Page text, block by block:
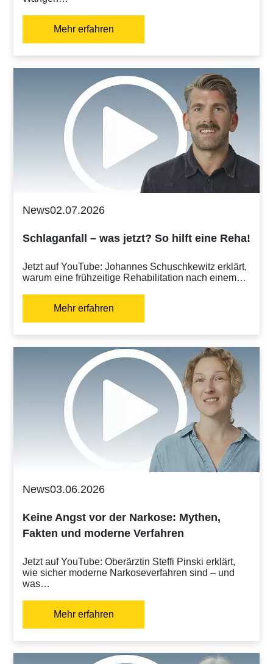
Mehr erfahren
News02.07.2026
Schlaganfall – was jetzt? So hilft eine Reha!
Jetzt auf YouTube: Johannes Schuschkewitz erklärt,
warum eine frühzeitige Rehabilitation nach einem…
Mehr erfahren
News03.06.2026
Keine Angst vor der Narkose: Mythen,
Fakten und moderne Verfahren
Jetzt auf YouTube: Oberärztin Steffi Pinski erklärt,
wie sicher moderne Narkoseverfahren sind – und
was…
Mehr erfahren